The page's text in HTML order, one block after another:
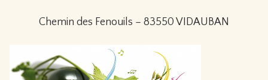
Chemin des Fenouils – 83550 VIDAUBAN